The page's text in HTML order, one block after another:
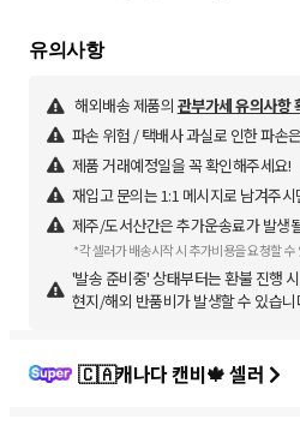
유의사항
해외배송 제품의 관부가세 유의사항
파손 위험 / 택배사 과실로 인한 파손
제품 거래예정일을 꼭 확인해주세요!
재입고 문의는 1:1 메시지로 남겨주
제주/도서산간은 추가운송료가 발생
*각 셀러가 배송시작 시 추가비용을 요청할 수
'발송 준비중' 상태부터는 환불 진행
현지/해외 반품비가 발생할 수 있습니
🇨🇦캐나다 캔비🍁 셀러